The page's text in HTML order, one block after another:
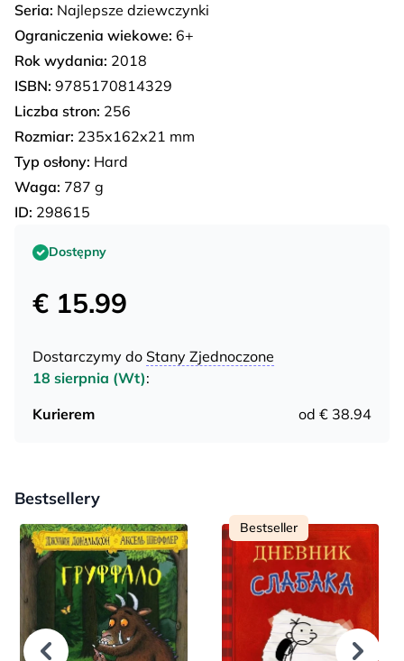
Seria: Najlepsze dziewczynki
Ograniczenia wiekowe: 6+
Rok wydania: 2018
ISBN: 9785170814329
Liczba stron: 256
Rozmiar: 235x162x21 mm
Typ osłony: Hard
Waga: 787 g
ID: 298615
Dostępny
€ 15.99
Dostarczymy do Stany Zjednoczone
18 sierpnia (Wt):
Kurierem
od € 38.94
Bestsellery
Bestseller